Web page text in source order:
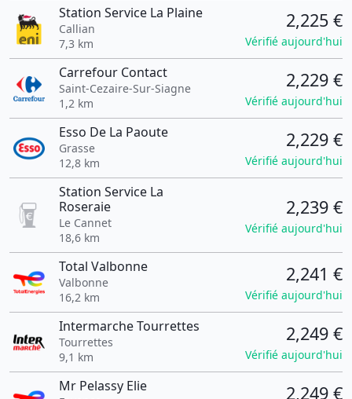
Station Service La Plaine
Callian
7,3 km
2,225 €
Vérifié aujourd'hui
Carrefour Contact
Saint-Cezaire-Sur-Siagne
1,2 km
2,229 €
Vérifié aujourd'hui
Esso De La Paoute
Grasse
12,8 km
2,229 €
Vérifié aujourd'hui
Station Service La
Roseraie
Le Cannet
18,6 km
2,239 €
Vérifié aujourd'hui
Total Valbonne
Valbonne
16,2 km
2,241 €
Vérifié aujourd'hui
Intermarche Tourrettes
Tourrettes
9,1 km
2,249 €
Vérifié aujourd'hui
Mr Pelassy Elie 2,249 €